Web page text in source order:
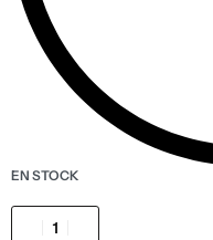
EN STOCK